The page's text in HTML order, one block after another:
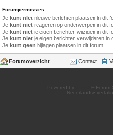
Forumpermissies
Je kunt niet nieuwe berichten plaatsen in dit
Je kunt niet reageren op onderwerpen in dit
Je kunt niet je eigen berichten wijzigen in dit
Je kunt niet je eigen berichten verwijderen in
Je kunt geen bijlagen plaatsen in dit forum
Forumoverzicht Contact
Powered by
®
Nederlandse